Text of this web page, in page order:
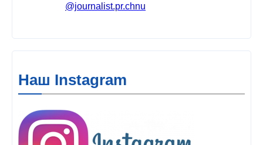
@journalist.pr.chnu
Наш Instagram